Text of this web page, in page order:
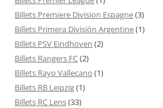
Billets Premiere Division Espagne(3)
Billets Primera División Argentine(1)
Billets PSV Eindhoven (2)
Billets Rangers FC(2)
Billets Rayo Vallecano (1)
Billets RB Leipzig(1)
Billets RC Lens(33)